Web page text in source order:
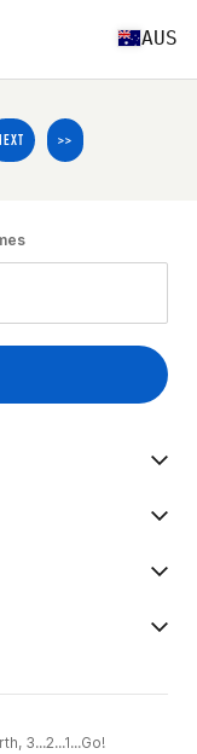
AUS
>>
3...2...1...Go!